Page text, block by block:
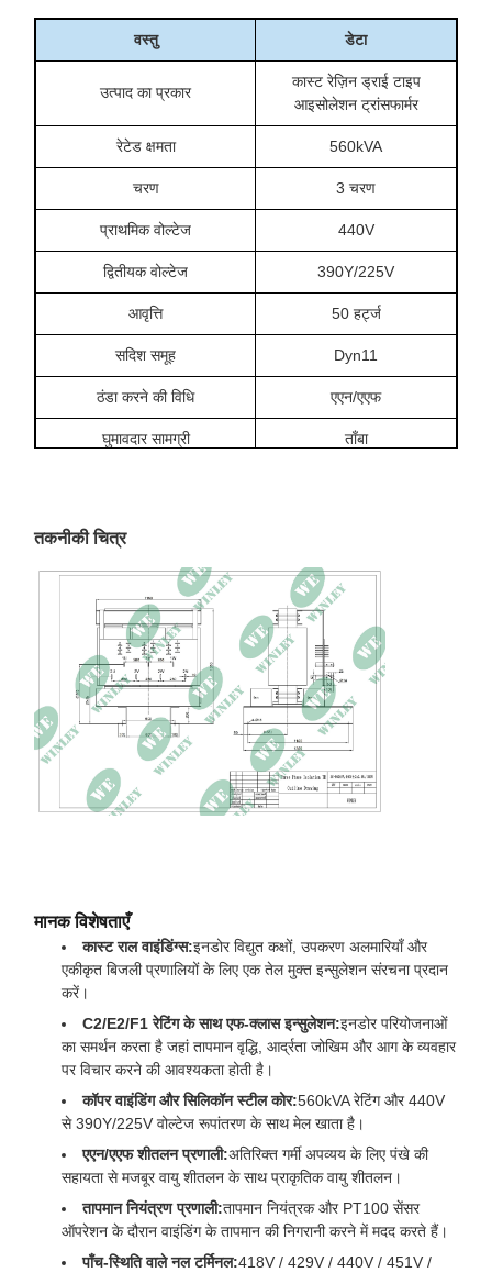
वस्तु डेटा
उत्पाद का प्रकार
कास्ट रेज़िन ड्राई टाइप
आइसोलेशन ट्रांसफार्मर
रेटेड क्षमता 560kVA
चरण 3 चरण
प्राथमिक वोल्टेज 440V
द्वितीयक वोल्टेज 390Y/225V
आवृत्ति 50 हर्ट्ज
सदिश समूह Dyn11
ठंडा करने की विधि एएन/एएफ
घुमावदार सामग्री ताँबा
1460W, 10% सहनशीलता
भार हानि 120℃ पर 6310W
सामान
PT100 सेंसर के साथ कूलिंग
पंखे और तापमान नियंत्रक
DIMENSIONS 1200 × 1250 × 1320 मिमी
वज़न 1766 किग्रा
तकनीकी चित्र
मानक विशेषताएँ
कास्ट राल वाइंडिंग्स:इनडोर विद्युत कक्षों, उपकरण अलमारियाँ और
एकीकृत बिजली प्रणालियों के लिए एक तेल मुक्त इन्सुलेशन संरचना प्रदान
करें।
C2/E2/F1 रेटिंग के साथ एफ-क्लास इन्सुलेशन:इनडोर परियोजनाओं
का समर्थन करता है जहां तापमान वृद्धि, आर्द्रता जोखिम और आग के व्यवहार
पर विचार करने की आवश्यकता होती है।
कॉपर वाइंडिंग और सिलिकॉन स्टील कोर:560kVA रेटिंग और 440V
से 390Y/225V वोल्टेज रूपांतरण के साथ मेल खाता है।
एएन/एएफ शीतलन प्रणाली:अतिरिक्त गर्मी अपव्यय के लिए पंखे की
सहायता से मजबूर वायु शीतलन के साथ प्राकृतिक वायु शीतलन।
तापमान नियंत्रण प्रणाली:तापमान नियंत्रक और PT100 सेंसर
ऑपरेशन के दौरान वाइंडिंग के तापमान की निगरानी करने में मदद करते हैं।
पाँच-स्थिति वाले नल टर्मिनल:418V / 429V / 440V / 451V /